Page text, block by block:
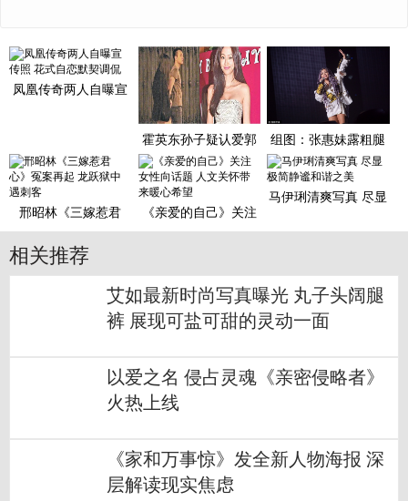
凤凰传奇两人自曝宣
霍英东孙子疑认爱郭
富城前女友：她是好
女孩
组图：张惠妹露粗腿
胖成球 梳脏辫与猛男
贴身
邢昭林《三嫁惹君
心》冤案再起 龙跃狱
中遇刺
《亲爱的自己》关注
女性向话题 人文关怀
马伊琍清爽写真 尽显
相关推荐
艾如最新时尚写真曝光 丸子头阔腿
裤 展现可盐可甜的灵动一面
以爱之名 侵占灵魂《亲密侵略者》
火热上线
《家和万事惊》发全新人物海报 深
层解读现实焦虑